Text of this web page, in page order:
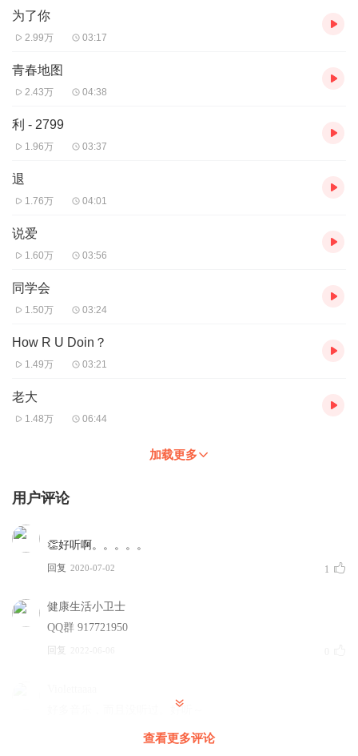
为了你
2.99万 03:17
青春地图
2.43万 04:38
利 - 2799
1.96万 03:37
退
1.76万 04:01
说爱
1.60万 03:56
同学会
1.50万 03:24
How R U Doin？
1.49万 03:21
老大
1.48万 06:44
加载更多
用户评论
👏好听啊。。。。。
回复 2020-07-02 1
健康生活小卫士
QQ群 917721950
回复
好多音乐，而且没听过。好听～
查看更多评论